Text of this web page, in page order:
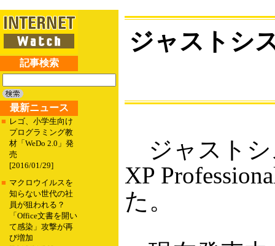
記事検索
最新ニュース
■ レゴ、小学生向け
プログラミング教
材「WeDo 2.0」発
売
[2016/01/29]
■ マクロウイルスを
知らない世代の社
員が狙われる？
「Office文書を開い
て感染」攻撃が再
び増加
ジャストシ
ジャストシ
XP
た。